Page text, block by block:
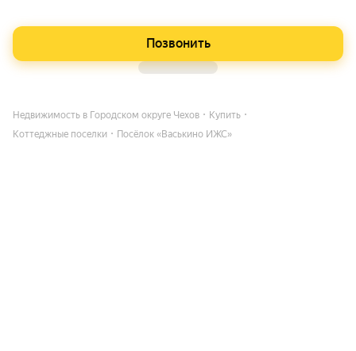
Позвонить
Недвижимость в Городском округе Чехов
Купить
Коттеджные поселки
Посёлок «Васькино ИЖС»